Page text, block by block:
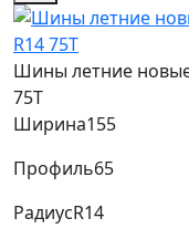
Шины летние
75T
Ширина155
Профиль65
РадиусR14